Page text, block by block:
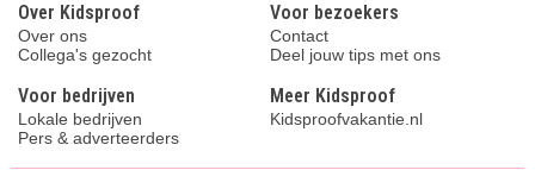
Over Kidsproof
Over ons
Collega's gezocht
Voor bezoekers
Contact
Deel jouw tips met ons
Voor bedrijven
Lokale bedrijven
Pers & adverteerders
Meer Kidsproof
Kidsproofvakantie.nl